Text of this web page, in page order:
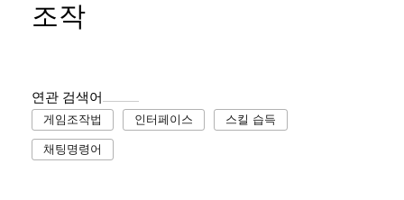
조작
연관 검색어
게임조작법 인터페이스 스킬 습득
채팅명령어